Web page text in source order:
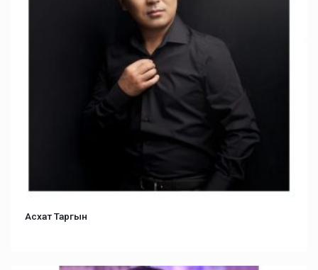
Асхат Таргын